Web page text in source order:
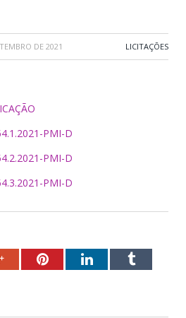
DE 2021 LICITAÇÕES
PMI-D
PMI-D
PMI-D
Google+PinterestLinkedInTumblr